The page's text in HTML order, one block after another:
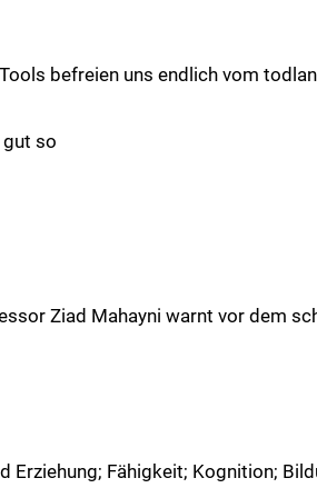
befreien uns endlich vom
gut so
Ziad Mahayni warnt vor dem
Erziehung; Fähigkeit; Kognition;